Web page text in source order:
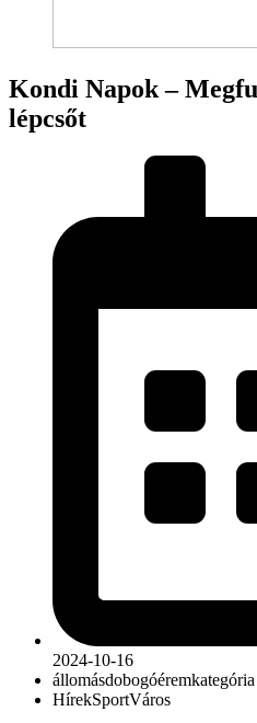
Kondi Napok –
lépcsőt
2024-10-16
állomásdobogóéremkategória
HírekSportVáros